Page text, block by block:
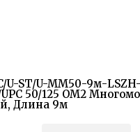
U-ST/U-MM50-9м-
UPC 50/125 OM2
Длина 9м